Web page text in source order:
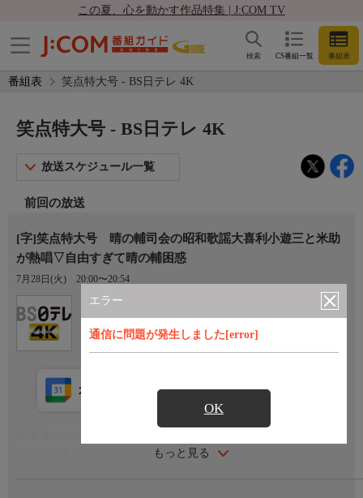
この夏、心を動かす作品特集 | J:COM TV
CS番組一覧 番組表
検索
番組表 笑点特大号 - BS日テレ 4K
エラー
通信に問題が発生しました[error]
OK
笑点特大号 - BS日テレ 4K
放送スケジュール一覧
前回の放送
[字]笑点特大号 晴の輔司会の昭和歌謡大喜利小遊三と米助
が熱唱▽自由すぎて晴の輔困惑
7月28日(火) 20:00〜20:54
Ch.141
BS日テレ 4K
もっと見る
カレンダー登録 アプリ視聴